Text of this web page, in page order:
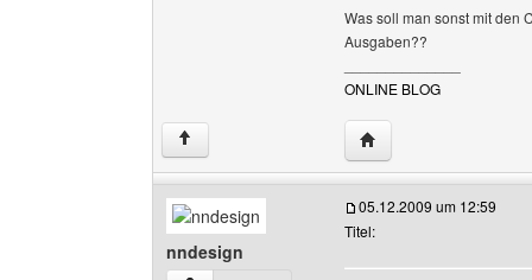
Was soll man sonst mit den
Ausgaben??
ONLINE BLOG
↑ Website dieses
nndesign
05.12.2009 um 12:59
Titel: